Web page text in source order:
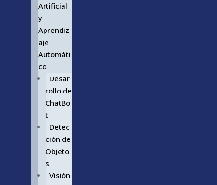
Artificial
y
Aprendiz
aje
Automáti
co
Desar
rollo de
ChatBo
t
Detec
ción de
Objeto
s
Visión